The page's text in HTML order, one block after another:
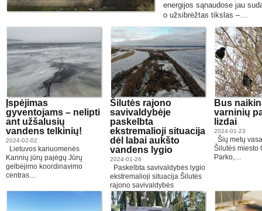
energijos sąnaudose jau
o užsibrėžtas tikslas –…
Įspėjimas
gyventojams – nelipti
ant užšalusių
vandens telkinių!
2024-02-02
Lietuvos kariuomenės
Karinių jūrų pajėgų Jūrų
gelbėjimo koordinavimo
centras…
Šilutės rajono
savivaldybėje
paskelbta
ekstremalioji situacija
dėl labai aukšto
vandens lygio
2024-01-26
Paskelbta savivaldybės lygio
ekstremalioji situacija Šilutės
rajono savivaldybės
Juknaičių,…
Bus
varninių
lizdai
2024-01-23
Šių metų
Šilutės miesto
Parko,…